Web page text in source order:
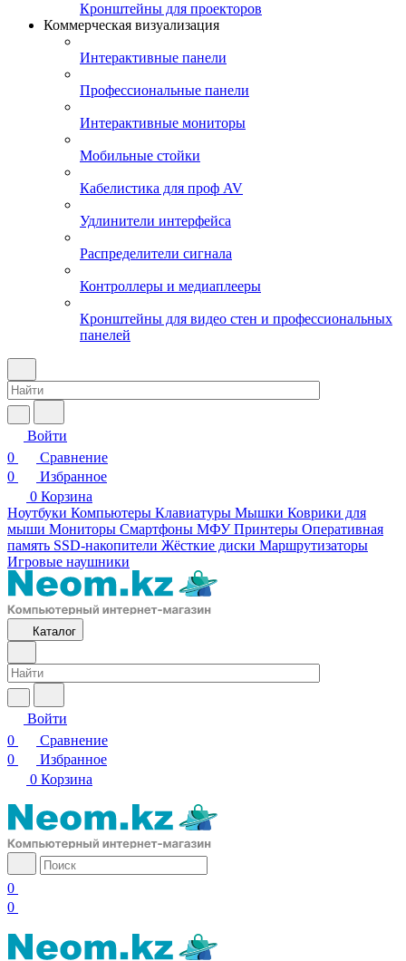
Кронштейны для проекторов
Коммерческая визуализация
Интерактивные панели
Профессиональные панели
Интерактивные мониторы
Мобильные стойки
Кабелистика для проф AV
Удлинители интерфейса
Распределители сигнала
Контроллеры и медиаплееры
Кронштейны для видео стен и профессиональных
панелей
Войти
0
Сравнение
0
Избранное
0 Корзина
Ноутбуки Компьютеры Клавиатуры Мышки Коврики для
мыши Мониторы Смартфоны МФУ Принтеры Оперативная
память SSD-накопители Жёсткие диски Маршрутизаторы
Игровые наушники
Каталог
Войти
0
Сравнение
0
Избранное
0 Корзина
0
0